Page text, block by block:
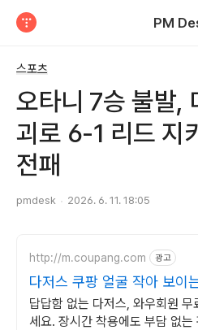
PM
스포츠
오타니 7승 불발,
괴로 6-1 리드 지
전패
pmdesk 2026. 6. 11. 18:05
http://m.coupang.com 광고
다저스 쿠팡 얼굴 작아 보이
답답함 없는 다저스, 와우회원
세요. 장시간 착용에도 부담 없는